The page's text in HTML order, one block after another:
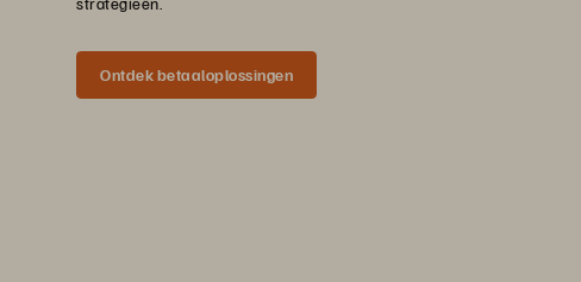
Ontdek betaaloplossingen